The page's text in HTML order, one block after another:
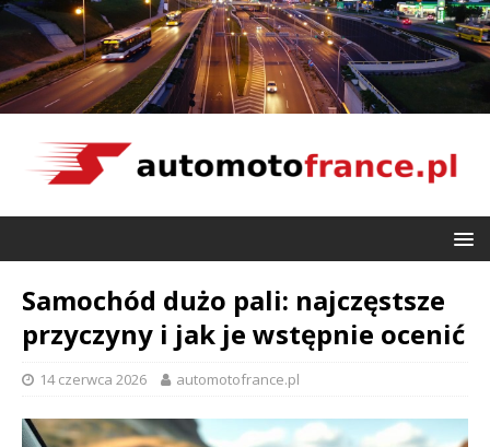
Samochód dużo pali: najczęstsze
przyczyny i jak je wstępnie ocenić
14 czerwca 2026 automotofrance.pl